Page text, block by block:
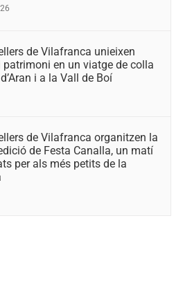
de Vilafranca unieixen
en un viatge de colla
i a la Vall de Boí
de Vilafranca organitzen la
de Festa Canalla, un matí
per als més petits de la